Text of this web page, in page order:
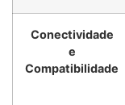
Conectividade
e
Compatibilidade